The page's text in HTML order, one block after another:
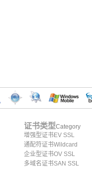
证书类型Category
增强型证书EV SSL
通配符证书Wildcard
企业型证书OV SSL
多域名证书SAN SSL